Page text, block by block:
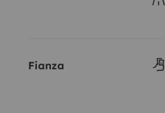
Fianza